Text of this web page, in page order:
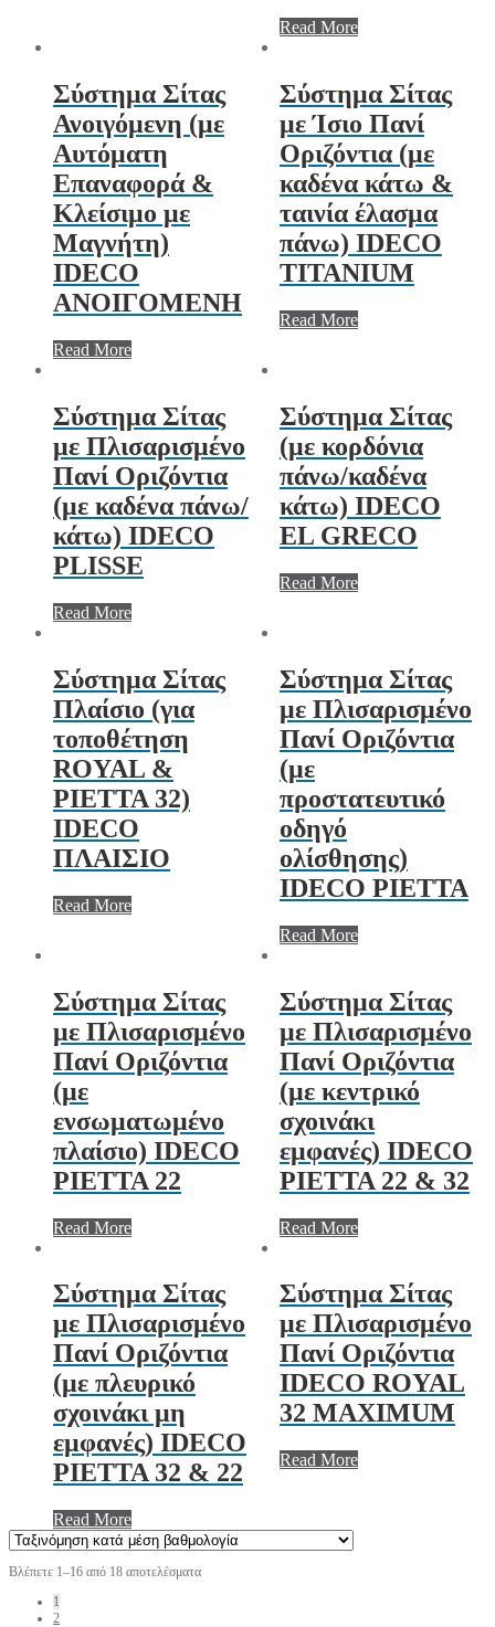
Read More
Σύστημα Σίτας
Ανοιγόμενη (με
Αυτόματη
Επαναφορά &
Κλείσιμο με
Μαγνήτη)
IDECO
ΑΝΟΙΓΟΜΕΝΗ
Read More
Σύστημα Σίτας
με Ίσιο Πανί
Οριζόντια (με
καδένα κάτω &
ταινία έλασμα
πάνω) IDECO
ΤΙΤΑΝΙUM
Read More
Σύστημα Σίτας
με Πλισαρισμένο
Πανί Οριζόντια
(με καδένα πάνω/
κάτω) IDECO
PLISSE
Read More
Σύστημα Σίτας
(με κορδόνια
πάνω/καδένα
κάτω) IDECO
EL GRECO
Read More
Σύστημα Σίτας
Πλαίσιο (για
τοποθέτηση
ROYAL &
PIETTA 32)
IDECO
ΠΛΑΙΣΙΟ
Read More
Σύστημα Σίτας
με Πλισαρισμένο
Πανί Οριζόντια
(με
προστατευτικό
οδηγό
ολίσθησης)
IDECO PIETTA
Read More
Σύστημα Σίτας
με Πλισαρισμένο
Πανί Οριζόντια
(με
ενσωματωμένο
πλαίσιο) IDECO
PIETTA 22
Read More
Σύστημα Σίτας
με Πλισαρισμένο
Πανί Οριζόντια
(με κεντρικό
σχοινάκι
εμφανές) IDECO
PIETTA 22 & 32
Read More
Σύστημα Σίτας
με Πλισαρισμένο
Πανί Οριζόντια
(με πλευρικό
σχοινάκι μη
εμφανές) IDECO
PIETTA 32 & 22
Read More
Σύστημα Σίτας
με Πλισαρισμένο
Πανί Οριζόντια
IDECO ROYAL
32 MAXIMUM
Read More
Βλέπετε 1–16 από 18 αποτελέσματα
1
2